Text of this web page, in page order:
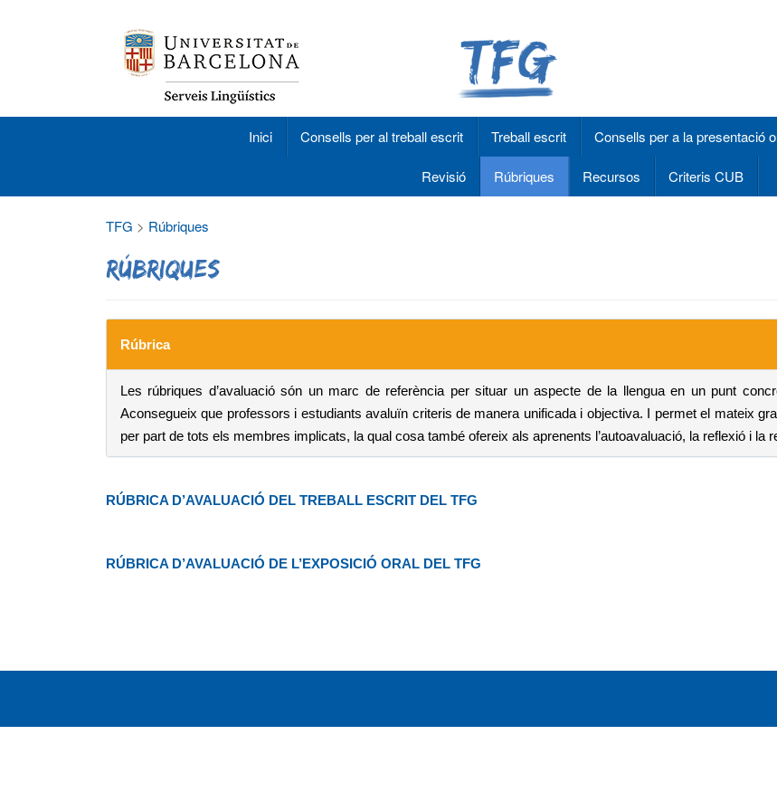
Inici Consells per al treball escrit Treball escrit Consells per a la presentació
Revisió Rúbriques Recursos Criteris CUB
TFG > Rúbriques
Rúbriques
Rúbrica
Les rúbriques d’avaluació són un marc de referència per situar un aspecte de la llengua en un punt
Aconsegueix que professors i estudiants avaluïn criteris de manera unificada i objectiva. I permet el mateix
per part de tots els membres implicats, la qual cosa també ofereix als aprenents l’autoavaluació, la reflexió i la
RÚBRICA D’AVALUACIÓ DEL TREBALL ESCRIT DEL TFG
RÚBRICA D’AVALUACIÓ DE L’EXPOSICIÓ ORAL DEL TFG